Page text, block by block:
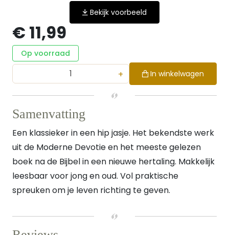
Bekijk voorbeeld
€ 11,99
Op voorraad
+ In winkelwagen
Samenvatting
Een klassieker in een hip jasje. Het bekendste werk
uit de Moderne Devotie en het meeste gelezen
boek na de Bijbel in een nieuwe hertaling. Makkelijk
leesbaar voor jong en oud. Vol praktische
spreuken om je leven richting te geven.